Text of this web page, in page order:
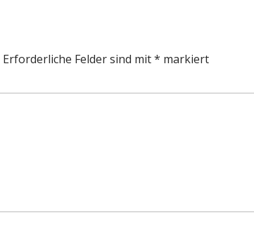
Erforderliche Felder sind mit* markiert